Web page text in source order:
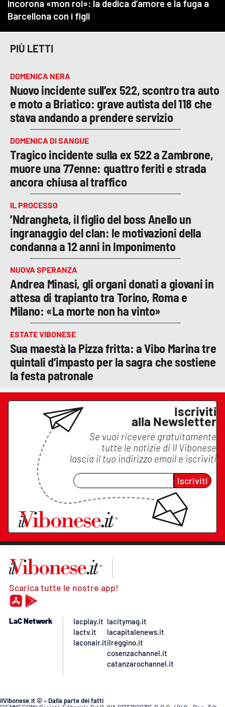
PIÙ LETTI
DOMENICA NERA
Nuovo incidente sull’ex 522, scontro tra auto
e moto a Briatico: grave autista del 118 che
stava andando a prendere servizio
DOMENICA DI SANGUE
Tragico incidente sulla ex 522 a Zambrone,
muore una 77enne: quattro feriti e strada
ancora chiusa al traffico
IL PROCESSO
’Ndrangheta, il figlio del boss Anello un
ingranaggio del clan: le motivazioni della
condanna a 12 anni in Imponimento
NUOVA SPERANZA
Andrea Minasi, gli organi donati a giovani in
attesa di trapianto tra Torino, Roma e
Milano: «La morte non ha vinto»
ESTATE VIBONESE
Sua maestà la Pizza fritta: a Vibo Marina tre
quintali d’impasto per la sagra che sostiene
la festa patronale
Iscriviti
alla Newsletter
Se vuoi ricevere gratuitamente
tutte le notizie di Il Vibonese
lascia il tuo indirizzo email e iscriviti
Iscriviti
Scarica tutte le nostre app!
LaC Network
lacplay.it
lactv.it
laconair.it
lacitymag.it
lacapitalenews.it
ilreggino.it
cosenzachannel.it
catanzarochannel.it
ilVibonese.it © – Dalla parte dei fatti